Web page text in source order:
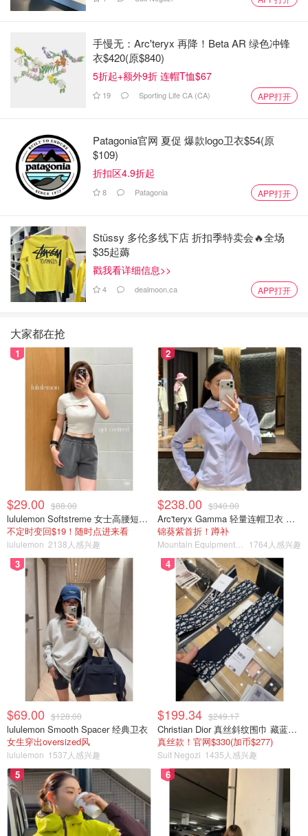
手慢无：Arc'teryx 再降！Beta AR 绿色冲锋
衣$420(原$840)
5折起+额外9折 连帽T恤$67
19 Sporting Life CA (CA) APP打开
Patagonia官网 夏促 爆款logo卫衣$54(原
$109)
折扣区4.9折起
8 Patagonia APP打开
Stüssy 多伦多线下店 折扣季特卖会🔥全场
$35起薅
戳我看详细信息>>
4 dealmoon.ca APP打开
大家都在抢
1
$29.00 $88.00
lululemon Softstreme 女士高腰短裤 10cm
不定时变回$19！随时点进来看
lululemon 2138人感兴趣
2
$238.00 $340.00
Arc'teryx Gamma 轻量连帽卫衣 女款
锦葵紫首折！蹲补
1764人感兴趣
3
$69.00 $128.00
lululemon Smooth Spacer 经典卫衣
女生穿出oversized风
lululemon 1537人感兴趣
4
$199.34 $249.17
Christian Dior 真丝斜纹围巾 藏蓝米色
真丝款！官网$330(加币$277)
Suit Negozi 1435人感兴趣
5 6